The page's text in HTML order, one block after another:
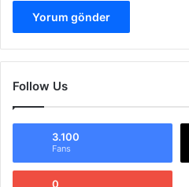
Follow Us
3.100
Fans
0